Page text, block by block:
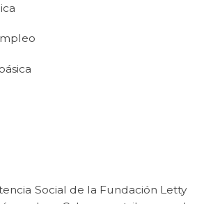
Social de la Fundación Letty